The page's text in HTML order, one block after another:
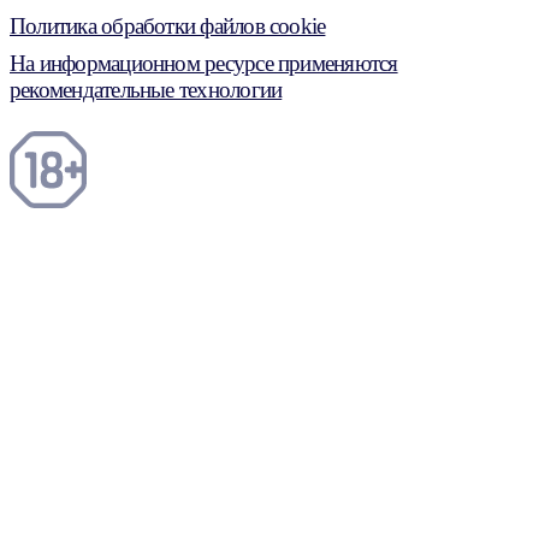
Политика обработки файлов cookie
На информационном ресурсе применяются
рекомендательные технологии